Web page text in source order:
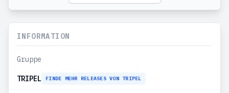
INFORMATION
Gruppe
TRIPEL FINDE MEHR RELEASES VON TRIPEL